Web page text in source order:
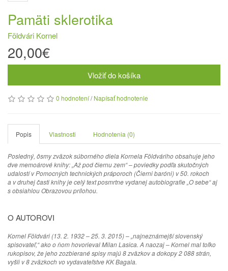
Pamäti sklerotika
Földvári Kornel
20,00€
Vložiť do košíka
0 hodnotení/Napísať hodnotenie
Popis Vlastnosti Hodnotenia (0)
Posledný, ôsmy zväzok súborného diela Kornela Földváriho obsahuje jeho
dve memoárové knihy: „Až pod čiernu zem“ – poviedky podľa skutočných
udalostí v Pomocných technických práporoch (Čierni baróni) v 50. rokoch
a v druhej časti knihy je celý text posmrtne vydanej autobiografie „O sebe“ aj
s obsiahlou Obrazovou prílohou.
O AUTOROVI
Kornel Földvári (13. 2. 1932 – 25. 3. 2015) – „najneznámejší slovenský
spisovateľ,“ ako o ňom hovorieval Milan Lasica. A naozaj – Kornel mal toľko
rukopisov, že jeho zozbierané spisy majú 8 zväzkov a dokopy 2 088 strán,
vyšli v 8 zväzkoch vo vydavateľstve KK Bagala.